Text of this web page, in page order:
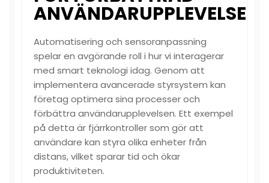
ANVÄNDARUPPLEVELSE
Automatisering och sensoranpassning
spelar en avgörande roll i hur vi interagerar
med smart teknologi idag. Genom att
implementera avancerade styrsystem kan
företag optimera sina processer och
förbättra användarupplevelsen. Ett exempel
på detta är fjärrkontroller som gör att
användare kan styra olika enheter från
distans, vilket sparar tid och ökar
produktiviteten.